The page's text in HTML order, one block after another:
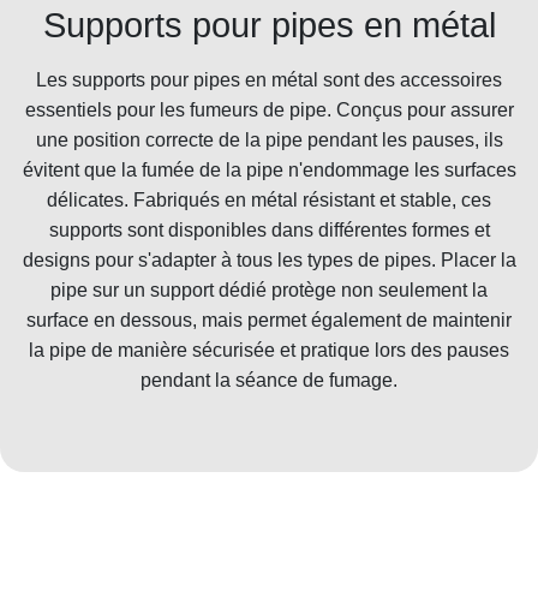
Supports pour pipes en métal
Les supports pour pipes en métal sont des accessoires
essentiels pour les fumeurs de pipe. Conçus pour assurer
une position correcte de la pipe pendant les pauses, ils
évitent que la fumée de la pipe n'endommage les surfaces
délicates. Fabriqués en métal résistant et stable, ces
supports sont disponibles dans différentes formes et
designs pour s'adapter à tous les types de pipes. Placer la
pipe sur un support dédié protège non seulement la
surface en dessous, mais permet également de maintenir
la pipe de manière sécurisée et pratique lors des pauses
pendant la séance de fumage.